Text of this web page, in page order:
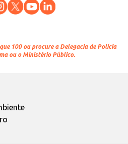
100 ou procure a Delegacia de Polícia
ou o Ministério Público.